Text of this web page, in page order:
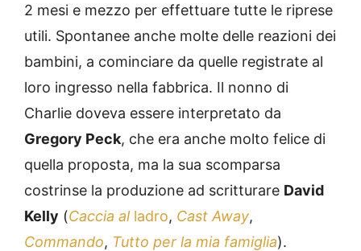
2 mesi e mezzo per effettuare tutte le riprese
utili. Spontanee anche molte delle reazioni dei
bambini, a cominciare da quelle registrate al
loro ingresso nella fabbrica. Il nonno di
Charlie doveva essere interpretato da
Gregory Peck, che era anche molto felice di
quella proposta, ma la sua scomparsa
costrinse la produzione ad scritturare David
Kelly (Caccia alladro, Cast Away,
Commando, Tutto per la mia famiglia).